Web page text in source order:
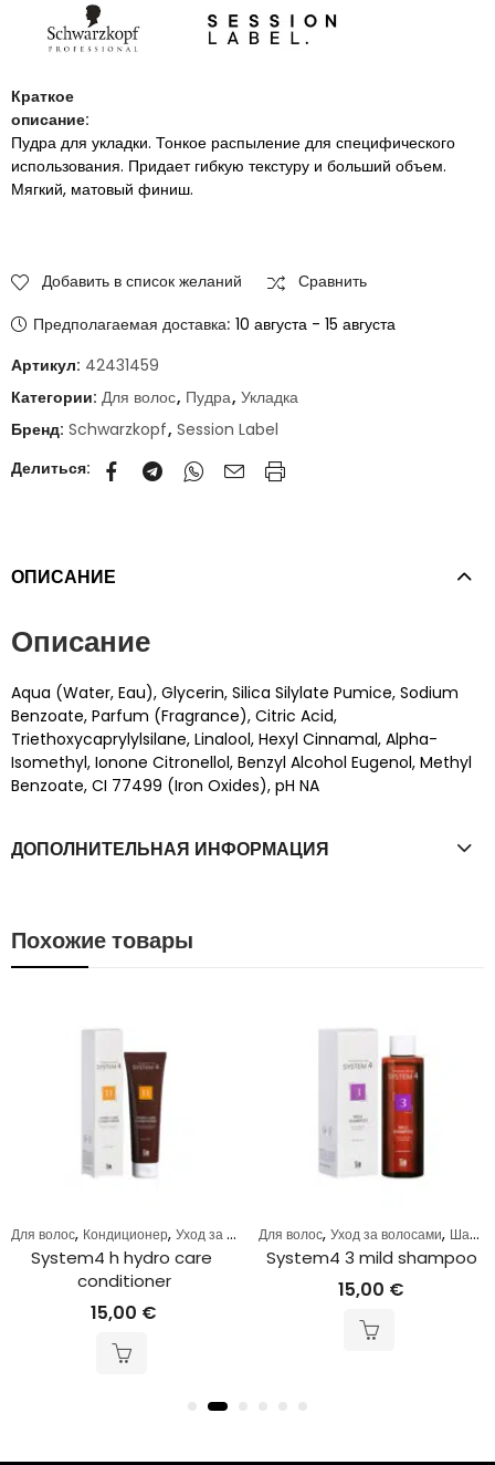
Краткое
описание:
Пудра для укладки. Тонкое распыление для специфического
использования. Придает гибкую текстуру и больший объем.
Мягкий, матовый финиш.
Добавить в список желаний
Сравнить
Предполагаемая доставка: 10 августа - 15 августа
Артикул: 42431459
Категории: Для волос, Пудра, Укладка
Бренд: Schwarzkopf, Session Label
Делиться:
ОПИСАНИЕ
Описание
Aqua (Water, Eau), Glycerin, Silica Silylate Pumice, Sodium
Benzoate, Parfum (Fragrance), Citric Acid,
Triethoxycaprylylsilane, Linalool, Hexyl Cinnamal, Alpha-
Isomethyl, Ionone Citronellol, Benzyl Alcohol Eugenol, Methyl
Benzoate, CI 77499 (Iron Oxides), pH NA
ДОПОЛНИТЕЛЬНАЯ ИНФОРМАЦИЯ
Похожие товары
Для волос, Кондиционер, Уход за волосами
System4 h hydro care
conditioner
15,00 €
Для волос, Уход за волосами, Шампунь
System4 3 mild shampoo
15,00 €